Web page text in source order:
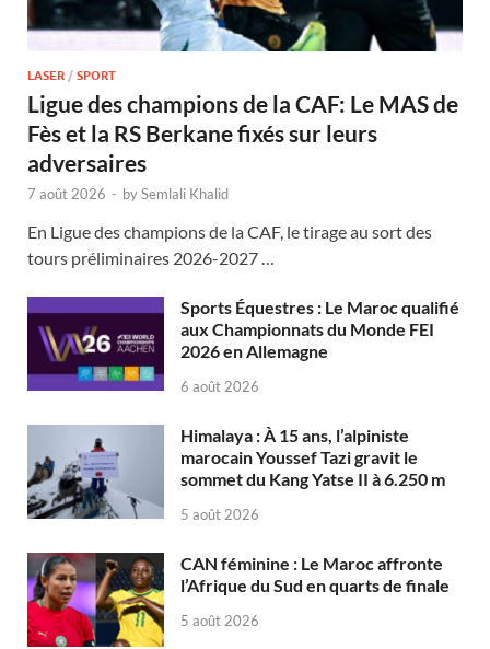
LASER / SPORT
Ligue des champions de la CAF: Le MAS de
Fès et la RS Berkane fixés sur leurs
adversaires
7 août 2026 - bySemlali Khalid
En Ligue des champions de la CAF, le tirage au sort des
tours préliminaires 2026-2027 …
Sports Équestres : Le Maroc qualifié
aux Championnats du Monde FEI
2026 en Allemagne
6 août 2026
Himalaya : À 15 ans, l’alpiniste
marocain Youssef Tazi gravit le
sommet du Kang Yatse II à 6.250 m
5 août 2026
CAN féminine : Le Maroc affronte
l’Afrique du Sud en quarts de finale
5 août 2026